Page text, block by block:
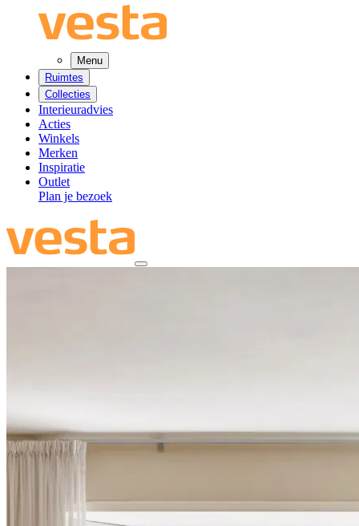
Menu
Ruimtes
Collecties
Interieuradvies
Acties
Winkels
Merken
Inspiratie
Outlet
Plan je bezoek